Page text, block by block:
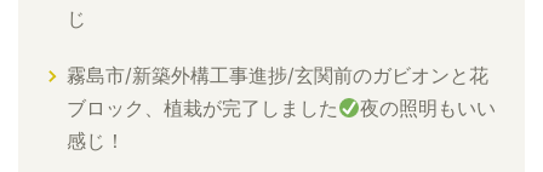
じ
霧島市/新築外構工事進捗/玄関前のガビオンと花
ブロック、植栽が完了しました
夜の照明もいい
感じ！